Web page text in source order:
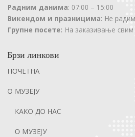
Радним данима: 07:00 – 15:00
Викендом и празницима: Не
Групне посете: На заказивање
Брзи линкови
ПОЧЕТНА
О МУЗЕЈУ
КАКО ДО НАС
О МУЗЕЈУ